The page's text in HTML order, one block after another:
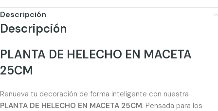
Descripción
Descripción
PLANTA DE HELECHO EN MACETA
25CM
Renueva tu decoración de forma inteligente con nuestra
PLANTA DE HELECHO EN MACETA 25CM. Pensada para los